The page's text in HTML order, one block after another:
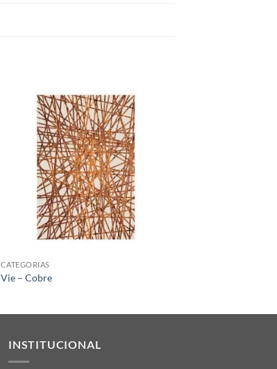
CATEGORIAS
Vie – Cobre
INSTITUCIONAL